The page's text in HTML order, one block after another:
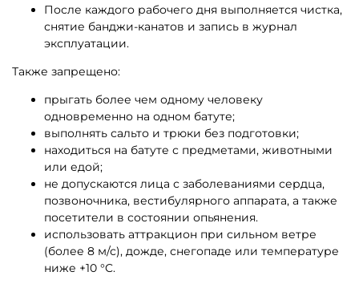
После каждого рабочего дня выполняется чистка,
снятие банджи-канатов и запись в журнал
эксплуатации.
Также запрещено:
прыгать более чем одному человеку
одновременно на одном батуте;
выполнять сальто и трюки без подготовки;
находиться на батуте с предметами, животными
или едой;
не допускаются лица с заболеваниями сердца,
позвоночника, вестибулярного аппарата, а также
посетители в состоянии опьянения.
использовать аттракцион при сильном ветре
(более 8 м/с), дожде, снегопаде или температуре
ниже +10 °C.